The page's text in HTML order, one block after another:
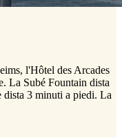
l'Hôtel des Arcades
La Subé Fountain dista
dista 3 minuti a piedi. La